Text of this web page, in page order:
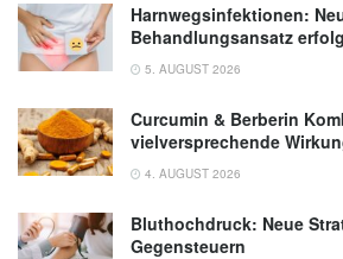
Harnwegsinfektionen:
Behandlungsansatz
5. AUGUST 2026
Curcumin & Berberin
vielversprechende
4. AUGUST 2026
Bluthochdruck: Neue
Gegensteuern